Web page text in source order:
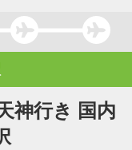
神行き 国内